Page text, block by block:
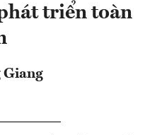
triển toàn
Giang